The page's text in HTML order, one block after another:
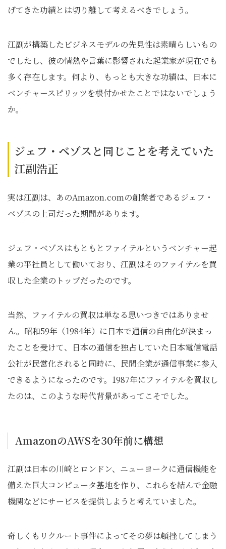
げてきた功績とは切り離して考えるべきでしょう。
江副が構築したビジネスモデルの先見性は素晴らしいもの
でしたし、彼の情熱や言葉に影響された起業家が現在でも
多く存在します。何より、もっとも大きな功績は、日本に
ベンチャースピリッツを根付かせたことではないでしょう
か。
ジェフ・ベゾスと同じことを考えていた
江副浩正
実は江副は、あのAmazon.comの創業者であるジェフ・
ベゾスの上司だった期間があります。
ジェフ・ベゾスはもともとファイテルというベンチャー起
業の平社員として働いており、江副はそのファイテルを買
収した企業のトップだったのです。
当然、ファイテルの買収は単なる思いつきではありませ
ん。昭和59年（1984年）に日本で通信の自由化が決まっ
たことを受けて、日本の通信を独占していた日本電信電話
公社が民営化されると同時に、民間企業が通信事業に参入
できるようになったのです。1987年にファイテルを買収し
たのは、このような時代背景があってこそでした。
AmazonのAWSを30年前に構想
江副は日本の川崎とロンドン、ニューヨークに通信機能を
備えた巨大コンピュータ基地を作り、これらを結んで金融
機関などにサービスを提供しようと考えていました。
奇しくもリクルート事件によってその夢は頓挫してしまう